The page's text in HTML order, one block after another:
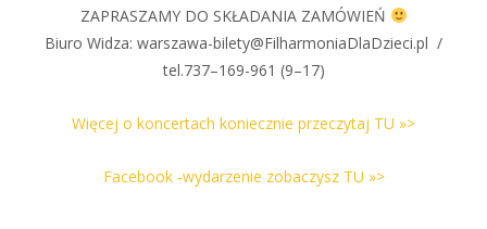
ZAPRASZAMY DO SKŁADANIA ZAMÓWIEŃ
Biuro Widza: warszawa-bilety@FilharmoniaDlaDzieci.pl /
tel.737–169-961 (9–17)
Więcej o koncertach koniecznie przeczytaj TU »>
Facebook ‑wydarzenie zobaczysz TU »>